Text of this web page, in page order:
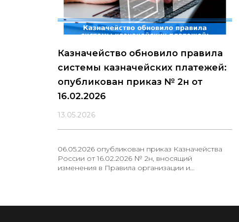
Казначейство обновило правила
системы казначейских платежей:
опубликован приказ № 2н от
16.02.2026
13.05.2026
06.05.2026 опубликован приказ Казначейства
России от 16.02.2026 № 2н, вносящий
изменения в Правила организации и
подписания распоряжений о совершении